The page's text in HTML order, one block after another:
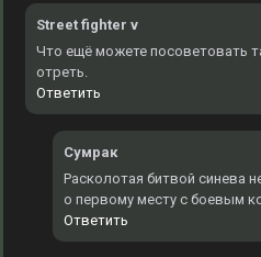
Street fighter v
Что ещё можете посоветовать
отреть.
Ответить
Сумрак
Расколотая битвой синева
о первому месту с боевым
Ответить